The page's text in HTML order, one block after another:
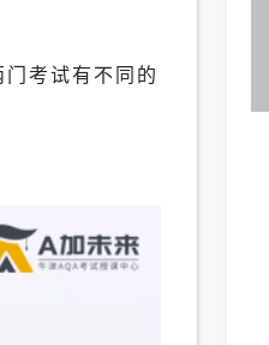
考试有不同的